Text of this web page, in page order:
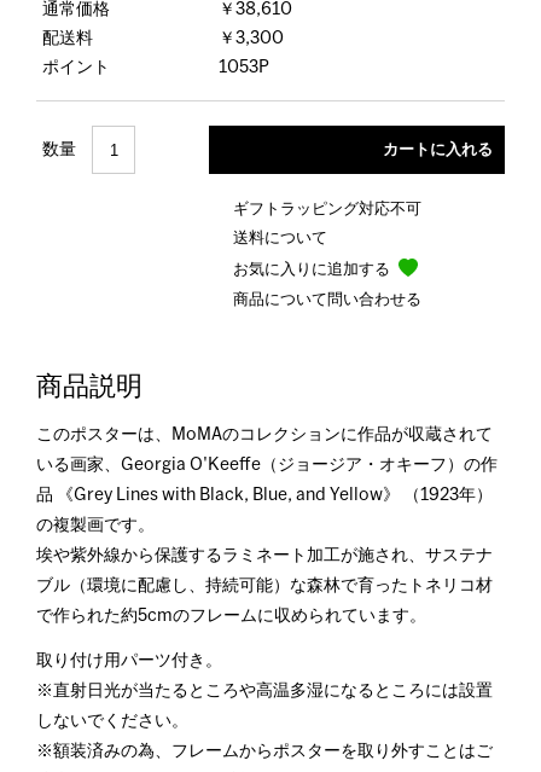
通常価格
￥38,610
配送料
￥3,300
ポイント
1053P
数量
ギフトラッピング対応不可
送料について
お気に入りに追加する
商品について問い合わせる
商品説明
このポスターは、MoMAのコレクションに作品が収蔵されて
いる画家、Georgia O'Keeffe（ジョージア・オキーフ）の作
品 《Grey Lines with Black, Blue, and Yellow》 （1923年）
の複製画です。
埃や紫外線から保護するラミネート加工が施され、サステナ
ブル（環境に配慮し、持続可能）な森林で育ったトネリコ材
で作られた約5cmのフレームに収められています。
取り付け用パーツ付き。
※直射日光が当たるところや高温多湿になるところには設置
しないでください。
※額装済みの為、フレームからポスターを取り外すことはご